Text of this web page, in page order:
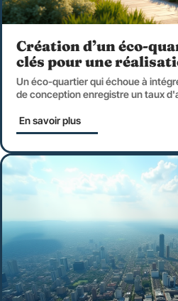
Création d’un éco-
clés pour une
Un éco-quartier qui échoue à
de conception enregistre un taux
En savoir plus